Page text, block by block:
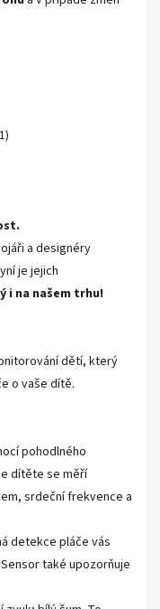
a designéry
je jejich
i na našem trhu!
dětí, který
o vaše dítě.
pohodlného
dítěte se měří
srdeční frekvence a
detekce pláče vás
také upozorňuje